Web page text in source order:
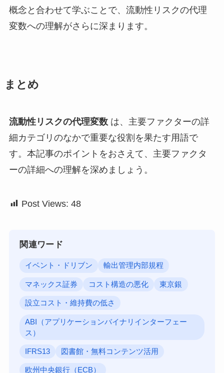
概念と合わせて学ぶことで、流動性リスクの代理
変数への理解がさらに深まります。
まとめ
流動性リスクの代理変数は、主要ファクターの詳
細カテゴリのなかで重要な役割を果たす用語で
す。本記事のポイントをおさえて、主要ファクタ
ーの詳細への理解を深めましょう。
Post Views: 48
関連ワード
イベント・ドリブン 輸出管理内部規程
マネックス証券 コスト構造の悪化 東京銀
設立コスト・維持費の低さ
ABI（アプリケーションバイナリインターフェー
ス）
IFRS13 図書館・無料コンテンツ活用
欧州中央銀行（ECB）